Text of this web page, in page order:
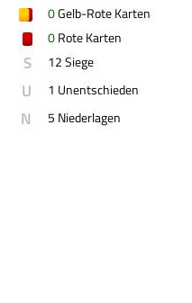
0Gelb-Rote Karten
0Rote Karten
S 12 Siege
U 1 Unentschieden
N 5 Niederlagen